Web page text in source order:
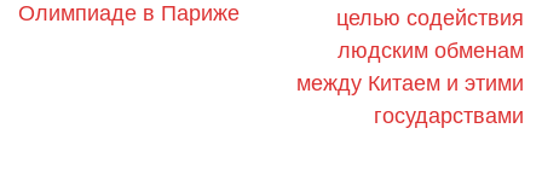
Олимпиаде в Париже
целью содействия
людским обменам
между Китаем и этими
государствами